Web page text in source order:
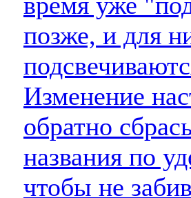
позже, и для
Изменение
обратно
названия по
чтобы не